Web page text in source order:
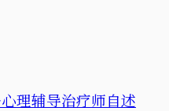
理辅导治疗师自述